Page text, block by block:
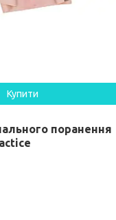
Купити
поранення